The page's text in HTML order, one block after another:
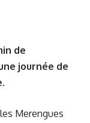
de
journée de
Merengues